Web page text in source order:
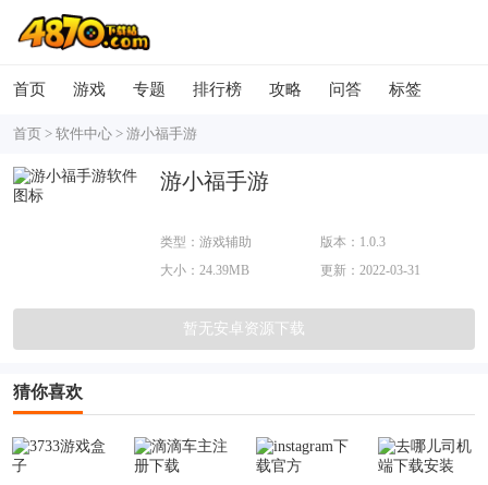
首页 游戏 专题 排行榜 攻略 问答 标签
首页 > 软件中心 > 游小福手游
游小福手游
类型：游戏辅助
版本：1.0.3
大小：24.39MB
更新：2022-03-31
暂无安卓资源下载
猜你喜欢